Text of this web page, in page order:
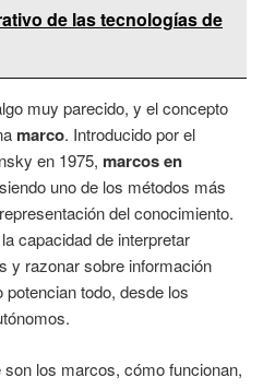
de las tecnologías de
muy parecido, y el concepto
marco. Introducido por el
en 1975, marcos en
uno de los métodos más
del conocimiento.
capacidad de interpretar
y razonar sobre información
potencian todo, desde los
los marcos, cómo funcionan,